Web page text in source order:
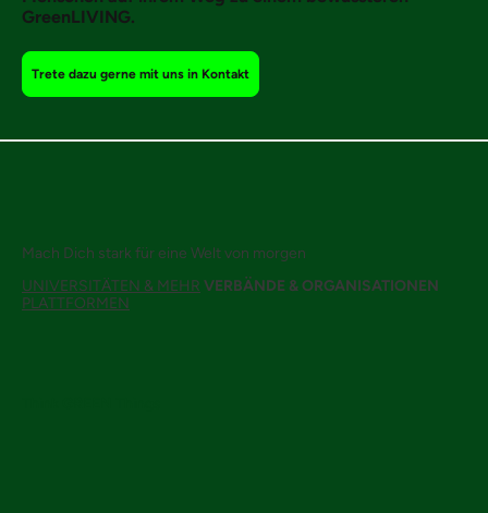
GreenLIVING.
Trete dazu gerne mit uns in Kontakt
Mach Dich stark für eine Welt von morgen
UNIVERSITÄTEN & MEHR VERBÄNDE & ORGANISATIONEN
PLATTFORMEN